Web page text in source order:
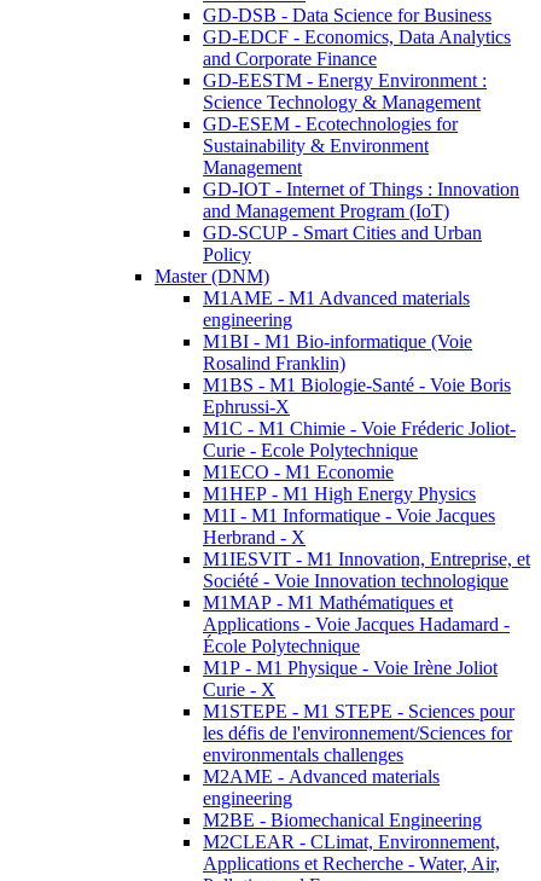
GD-DSB - Data Science for Business
GD-EDCF - Economics, Data Analytics
and Corporate Finance
GD-EESTM - Energy Environment :
Science Technology & Management
GD-ESEM - Ecotechnologies for
Sustainability & Environment
Management
GD-IOT - Internet of Things : Innovation
and Management Program (IoT)
GD-SCUP - Smart Cities and Urban
Policy
Master (DNM)
M1AME - M1 Advanced materials
engineering
M1BI - M1 Bio-informatique (Voie
Rosalind Franklin)
M1BS - M1 Biologie-Santé - Voie Boris
Ephrussi-X
M1C - M1 Chimie - Voie Fréderic Joliot-
Curie - Ecole Polytechnique
M1ECO - M1 Economie
M1HEP - M1 High Energy Physics
M1I - M1 Informatique - Voie Jacques
Herbrand - X
M1IESVIT - M1 Innovation, Entreprise, et
Société - Voie Innovation technologique
M1MAP - M1 Mathématiques et
Applications - Voie Jacques Hadamard -
École Polytechnique
M1P - M1 Physique - Voie Irène Joliot
Curie - X
M1STEPE - M1 STEPE - Sciences pour
les défis de l'environnement/Sciences for
environmentals challenges
M2AME - Advanced materials
engineering
M2BE - Biomechanical Engineering
M2CLEAR - CLimat, Environnement,
Applications et Recherche - Water, Air,